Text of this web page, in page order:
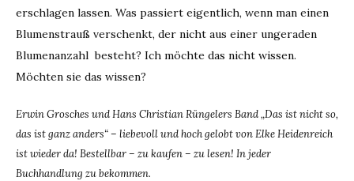
erschlagen lassen. Was passiert eigentlich, wenn man einen
Blumenstrauß verschenkt, der nicht aus einer ungeraden
Blumenanzahl besteht? Ich möchte das nicht wissen.
Möchten sie das wissen?
Erwin Grosches und Hans Christian Rüngelers Band „Das ist nicht so,
das ist ganz anders“ – liebevoll und hoch gelobt von Elke Heidenreich
ist wieder da! Bestellbar – zu kaufen – zu lesen! In jeder
Buchhandlung zu bekommen.